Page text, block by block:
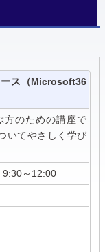
ス（Microsoft36
方のための講座で
いてやさしく学び
～12:00